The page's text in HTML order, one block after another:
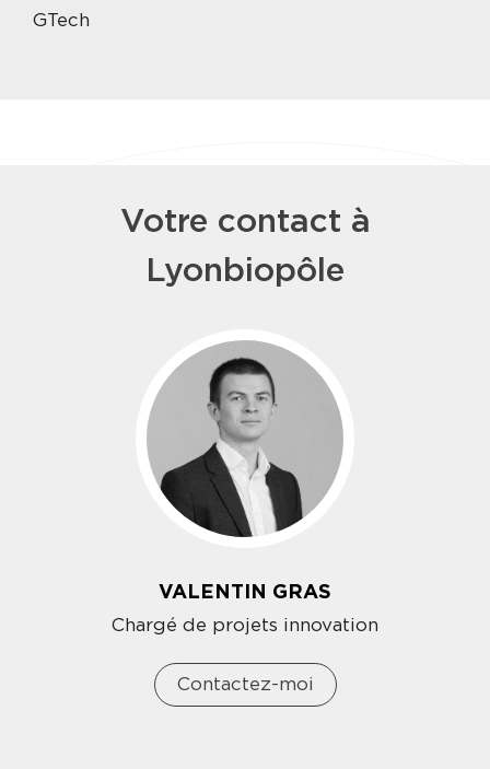
GTech
Votre contact à
Lyonbiopôle
VALENTIN GRAS
Chargé de projets innovation
Contactez-moi